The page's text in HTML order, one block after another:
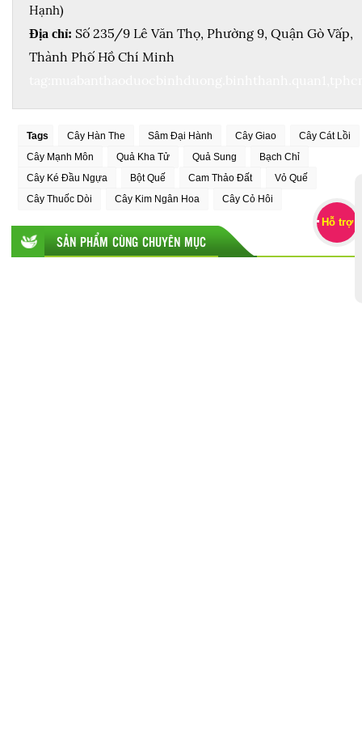
Hạnh)
Địa chỉ: Số 235/9 Lê Văn Thọ, Phường 9, Quận Gò Vấp,
Thành Phố Hồ Chí Minh
Tags Cây Hàn The Sâm Đại Hành Cây Giao
Cây Cát Lồi
Cây Mạnh Môn
Quả Kha Tử Quả Sung
Bạch Chỉ
Cây Ké Đầu Ngựa
Bột Quế Cam Thảo Đất
Vỏ Quế
Cây Thuốc Dòi
Cây Kim Ngân Hoa Cây Cỏ Hôi
SẢN PHẨM CÙNG CHUYÊN MỤC
Hỗ trợ